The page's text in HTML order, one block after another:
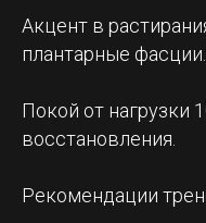
Акцент в
плантарные фасции.
Покой от нагрузки
восстановления.
Рекомендации